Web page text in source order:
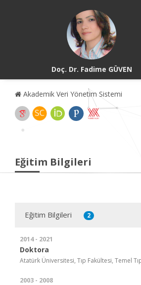
Doç. Dr. Fadime GÜVEN
Akademik Veri Yönetim Sistemi
Eğitim Bilgileri
Eğitim Bilgileri 2
2014 - 2021
Doktora
Atatürk Üniversitesi, Tıp Fakültesi, Temel
2003 - 2008